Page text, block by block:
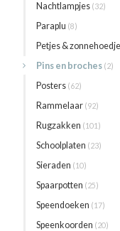
Nachtlampjes (32)
Paraplu (8)
Petjes &
Pins en broches (2)
Posters (62)
Rammelaar (92)
Rugzakken (101)
Schoolplaten (23)
Sieraden (10)
Spaarpotten (25)
Speendoeken (17)
Speenkoorden (20)